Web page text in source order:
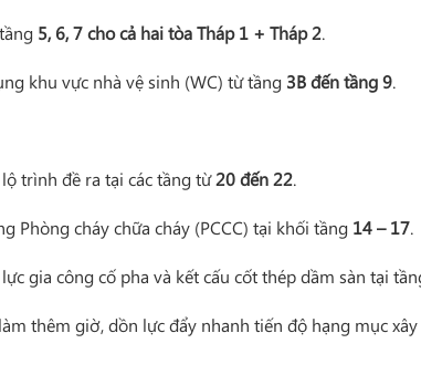
5, 6, 7 cho cả hai tòa Tháp 1 + Tháp 2.
khu vực nhà vệ sinh (WC) từ tầng 3B đến tầng 9.
trình đề ra tại các tầng từ20 đến 22.
cháy chữa cháy (PCCC) tại khối tầng 14 – 17.
gia công cố pha và kết cấu cốt thép dầm sàn tại
thêm giờ, dồn lực đẩy nhanh tiến độ hạng mục